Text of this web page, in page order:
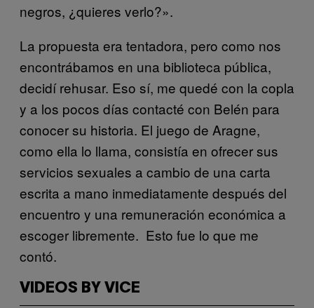
negros, ¿quieres verlo?».
La propuesta era tentadora, pero como nos
encontrábamos en una biblioteca pública,
decidí rehusar. Eso sí, me quedé con la copla
y a los pocos días contacté con Belén para
conocer su historia. El juego de Aragne,
como ella lo llama, consistía en ofrecer sus
servicios sexuales a cambio de una carta
escrita a mano inmediatamente después del
encuentro y una remuneración económica a
escoger libremente. Esto fue lo que me
contó.
VIDEOS BY VICE